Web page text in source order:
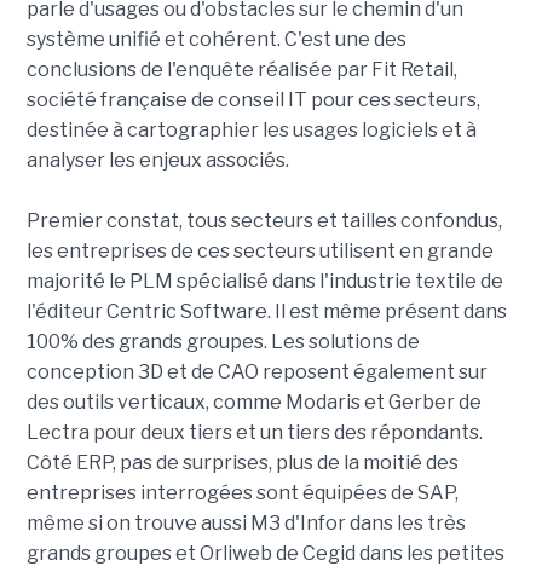
parle d'usages ou d'obstacles sur le chemin d'un
système unifié et cohérent. C'est une des
conclusions de l'enquête réalisée par Fit Retail,
société française de conseil IT pour ces secteurs,
destinée à cartographier les usages logiciels et à
analyser les enjeux associés.
Premier constat, tous secteurs et tailles confondus,
les entreprises de ces secteurs utilisent en grande
majorité le PLM spécialisé dans l'industrie textile de
l'éditeur Centric Software. Il est même présent dans
100% des grands groupes. Les solutions de
conception 3D et de CAO reposent également sur
des outils verticaux, comme Modaris et Gerber de
Lectra pour deux tiers et un tiers des répondants.
Côté ERP, pas de surprises, plus de la moitié des
entreprises interrogées sont équipées de SAP,
même si on trouve aussi M3 d'Infor dans les très
grands groupes et Orliweb de Cegid dans les petites